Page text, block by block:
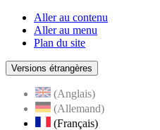
Aller au contenu
Aller au menu
Plan du site
Versions étrangères
(Anglais)
(Allemand)
(Français)